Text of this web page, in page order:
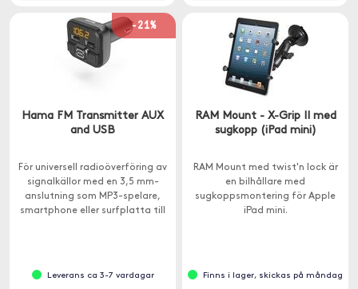
-21%
Hama FM Transmitter AUX
and USB
För universell radioöverföring av
signalkällor med en 3,5 mm-
anslutning som MP3-spelare,
smartphone eller surfplatta till
Leverans ca 3-7 vardagar
RAM Mount - X-Grip II med
sugkopp (iPad mini)
RAM Mount med twist'n lock är
en bilhållare med
sugkoppsmontering för Apple
iPad mini.
Finns i lager, skickas på måndag